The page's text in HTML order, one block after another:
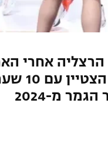
31:35 על בני
33:38
מ-2024